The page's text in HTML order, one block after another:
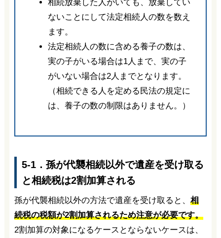
相続放棄した人がいても、放棄してい
ないことにして法定相続人の数を数え
ます。
法定相続人の数に含める養子の数は、
実の子がいる場合は1人まで、実の子
がいない場合は2人までとなります。
（相続できる人を定める民法の規定に
は、養子の数の制限はありません。）
5-1．孫が代襲相続以外で遺産を受け取る
と相続税は2割加算される
孫が代襲相続以外の方法で遺産を受け取ると、 相
続税の税額が2割加算されるため注意が必要です。
2割加算の対象になるケースとならないケースは、